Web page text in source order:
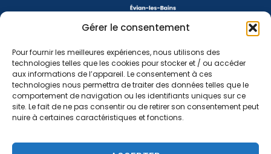
Gérer le consentement
Pour fournir les meilleures expériences, nous utilisons des
technologies telles que les cookies pour stocker et / ou accéder
aux informations de l’appareil. Le consentement à ces
technologies nous permettra de traiter des données telles que le
comportement de navigation ou les identifiants uniques sur ce
site. Le fait de ne pas consentir ou de retirer son consentement peut
nuire à certaines caractéristiques et fonctions.